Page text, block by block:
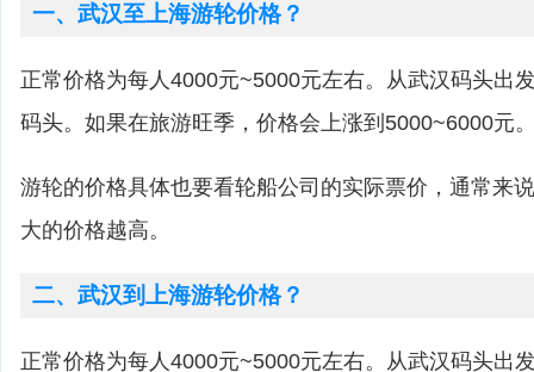
一、武汉至上海游轮价格？
正常价格为每人4000元~5000元左右。从武汉码头出
码头。如果在旅游旺季，价格会上涨到5000~6000元
游轮的价格具体也要看轮船公司的实际票价，通常来
大的价格越高。
二、武汉到上海游轮价格？
正常价格为每人4000元~5000元左右。从武汉码头出